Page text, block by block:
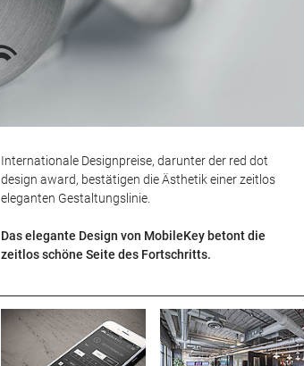
Internationale Designpreise, darunter der red dot
design award, bestätigen die Ästhetik einer zeitlos
eleganten Gestaltungslinie.
Das elegante Design von MobileKey betont die
zeitlos schöne Seite des Fortschritts.